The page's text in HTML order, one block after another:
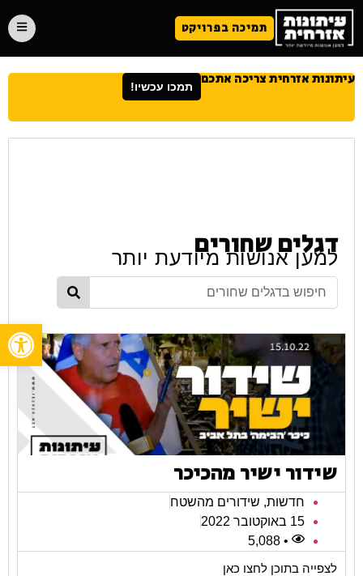
תמיכה בפרויקט
עיתונות אזרחית צריכה אתכם תמכו עכשיו!
דגלים שחורים
למען אנושות מיודעת יותר
שידור ישיר מהכיכר
חדשות, שידורים מהשטח
15 באוקטובר 2022
• 5,088
לצפייה בתוכן לחצו כאן